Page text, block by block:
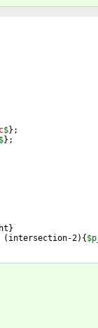
$} ;
$} ;
}
( intersection-2) { $p_